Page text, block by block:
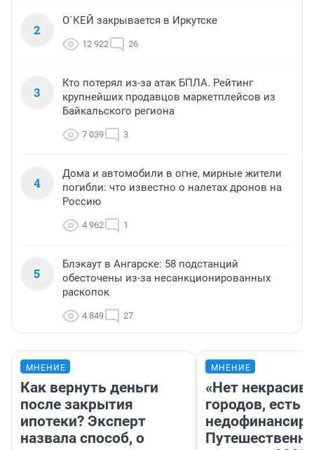
2
О`КЕЙ закрывается в Иркутске
12 922 26
3
Кто потерял из-за атак БПЛА. Рейтинг
крупнейших продавцов маркетплейсов из
Байкальского региона
7 039 3
4
Дома и автомобили в огне, мирные жители
погибли: что известно о налетах дронов на
Россию
4 962 1
5
Блэкаут в Ангарске: 58 подстанций
обесточены из-за несанкционированных
раскопок
4 849 27
МНЕНИЕ
Как вернуть деньги
после закрытия
ипотеки? Эксперт
назвала способ, о
МНЕНИЕ
«Нет
городов, есть